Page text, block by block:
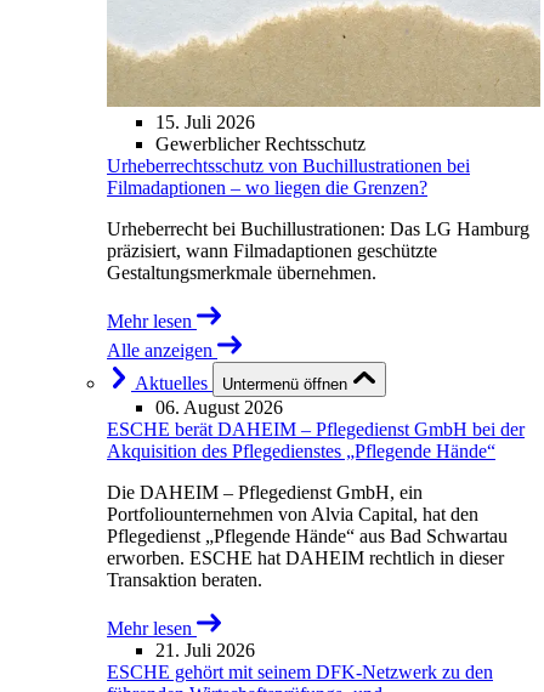
15. Juli 2026
Gewerblicher Rechtsschutz
Urheberrechtsschutz von Buchillustrationen bei
Filmadaptionen – wo liegen die Grenzen?
Urheberrecht bei Buchillustrationen: Das LG Hamburg
präzisiert, wann Filmadaptionen geschützte
Gestaltungsmerkmale übernehmen.
Mehr lesen
Alle anzeigen
Aktuelles
Untermenü öffnen
06. August 2026
ESCHE berät DAHEIM – Pflegedienst GmbH bei der
Akquisition des Pflegedienstes „Pflegende Hände“
Die DAHEIM – Pflegedienst GmbH, ein
Portfoliounternehmen von Alvia Capital, hat den
Pflegedienst „Pflegende Hände“ aus Bad Schwartau
erworben. ESCHE hat DAHEIM rechtlich in dieser
Transaktion beraten.
Mehr lesen
21. Juli 2026
ESCHE gehört mit seinem DFK-Netzwerk zu den